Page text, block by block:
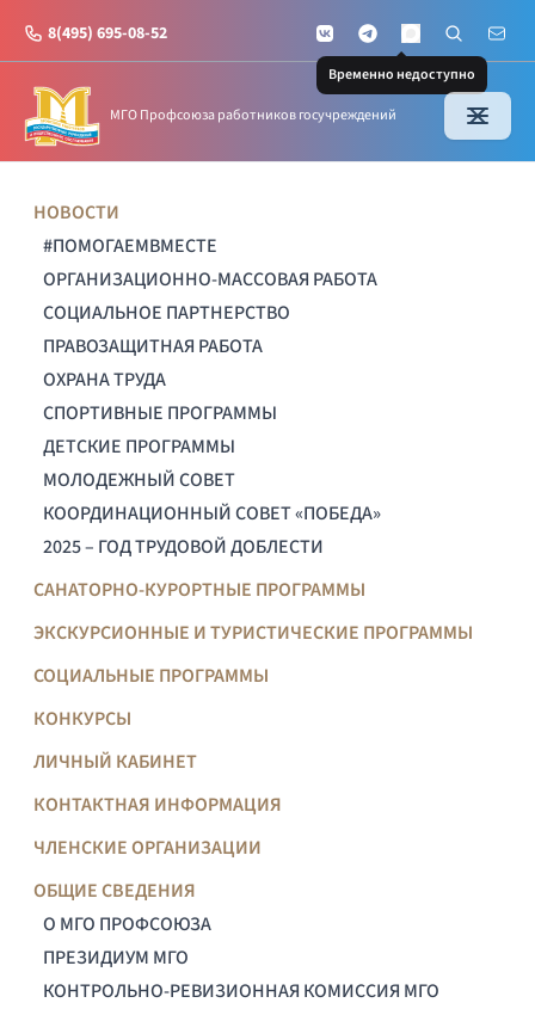
8(495) 695-08-52 VKontakteTelegramMAX
Временно недоступно
Поиск по
Почта
МГО Профсоюза работников госучреждений
НОВОСТИ
#ПОМОГАЕМВМЕСТЕ
ОРГАНИЗАЦИОННО-МАССОВАЯ РАБОТА
СОЦИАЛЬНОЕ ПАРТНЕРСТВО
ПРАВОЗАЩИТНАЯ РАБОТА
ОХРАНА ТРУДА
СПОРТИВНЫЕ ПРОГРАММЫ
ДЕТСКИЕ ПРОГРАММЫ
МОЛОДЕЖНЫЙ СОВЕТ
КООРДИНАЦИОННЫЙ СОВЕТ «ПОБЕДА»
2025 – ГОД ТРУДОВОЙ ДОБЛЕСТИ
САНАТОРНО-КУРОРТНЫЕ ПРОГРАММЫ
ЭКСКУРСИОННЫЕ И ТУРИСТИЧЕСКИЕ ПРОГРАММЫ
СОЦИАЛЬНЫЕ ПРОГРАММЫ
КОНКУРСЫ
ЛИЧНЫЙ КАБИНЕТ
КОНТАКТНАЯ ИНФОРМАЦИЯ
ЧЛЕНСКИЕ ОРГАНИЗАЦИИ
ОБЩИЕ СВЕДЕНИЯ
О МГО ПРОФСОЮЗА
ПРЕЗИДИУМ МГО
КОНТРОЛЬНО-РЕВИЗИОННАЯ КОМИССИЯ МГО